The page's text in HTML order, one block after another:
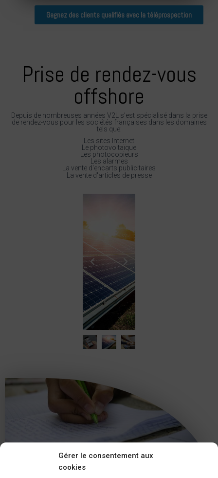
Gérer le consentement aux
cookies
Gagnez des clients qualifiés avec la téléprospection
Prise de rendez-vous
offshore
Depuis de nombreuses années V2L s’est spécialisé dans la prise
de rendez-vous pour les sociétés françaises dans les domaines
tels que:
Les sites Internet
Le photovoltaïque
Les photocopieurs
Les alarmes
La vente d'encarts publicitaires
La vente d'articles de presse